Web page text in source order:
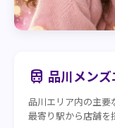
train 品川メン
品川エリア内の主要
最寄り駅から店舗を